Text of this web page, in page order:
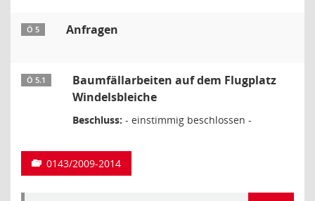
Ö 5 Anfragen
Ö 5.1
Baumfällarbeiten auf dem Flugplatz
Windelsbleiche
Beschluss: - einstimmig beschlossen -
0143/2009-2014